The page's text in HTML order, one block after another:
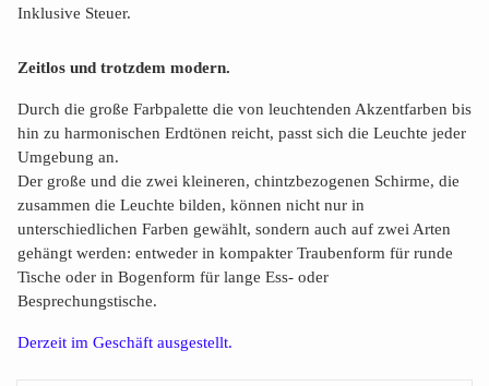
Inklusive Steuer.
Zeitlos und trotzdem modern.
Durch die große Farbpalette die von leuchtenden Akzentfarben bis
hin zu harmonischen Erdtönen reicht, passt sich die Leuchte jeder
Umgebung an.
Der große und die zwei kleineren, chintzbezogenen Schirme, die
zusammen die Leuchte bilden, können nicht nur in
unterschiedlichen Farben gewählt, sondern auch auf zwei Arten
gehängt werden: entweder in kompakter Traubenform für runde
Tische oder in Bogenform für lange Ess- oder
Besprechungstische.
Derzeit im Geschäft ausgestellt.